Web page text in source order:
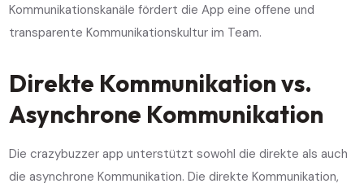
Kommunikationskanäle fördert die App eine offene und
transparente Kommunikationskultur im Team.
Direkte Kommunikation vs.
Asynchrone Kommunikation
Die crazybuzzer app unterstützt sowohl die direkte als auch
die asynchrone Kommunikation. Die direkte Kommunikation,